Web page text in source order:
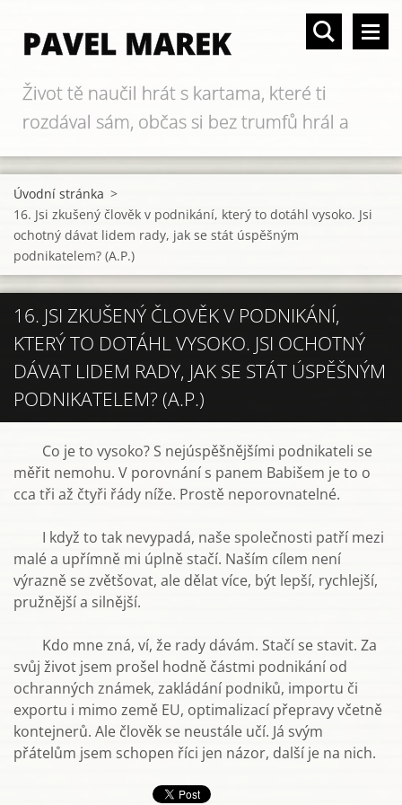
PAVEL MAREK
Život tě naučil hrát s kartama, které ti
rozdával sám, občas si bez trumfů hrál a
když si prohrál...
Úvodní stránka >
16. Jsi zkušený člověk v podnikání, který to dotáhl vysoko. Jsi
ochotný dávat lidem rady, jak se stát úspěšným
podnikatelem? (A.P.)
16. JSI ZKUŠENÝ ČLOVĚK V PODNIKÁNÍ,
KTERÝ TO DOTÁHL VYSOKO. JSI OCHOTNÝ
DÁVAT LIDEM RADY, JAK SE STÁT ÚSPĚŠNÝM
PODNIKATELEM? (A.P.)
Co je to vysoko? S nejúspěšnějšími podnikateli se
měřit nemohu. V porovnání s panem Babišem je to o
cca tři až čtyři řády níže. Prostě neporovnatelné.
I když to tak nevypadá, naše společnosti patří mezi
malé a upřímně mi úplně stačí. Naším cílem není
výrazně se zvětšovat, ale dělat více, být lepší, rychlejší,
pružnější a silnější.
Kdo mne zná, ví, že rady dávám. Stačí se stavit. Za
svůj život jsem prošel hodně částmi podnikání od
ochranných známek, zakládání podniků, importu či
exportu i mimo země EU, optimalizací přepravy včetně
kontejnerů. Ale člověk se neustále učí. Já svým
přátelům jsem schopen říci jen názor, další je na nich.